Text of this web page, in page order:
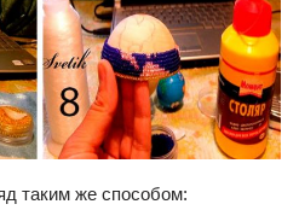
таким же способом: